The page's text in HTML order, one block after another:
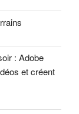
: Adobe
et créent